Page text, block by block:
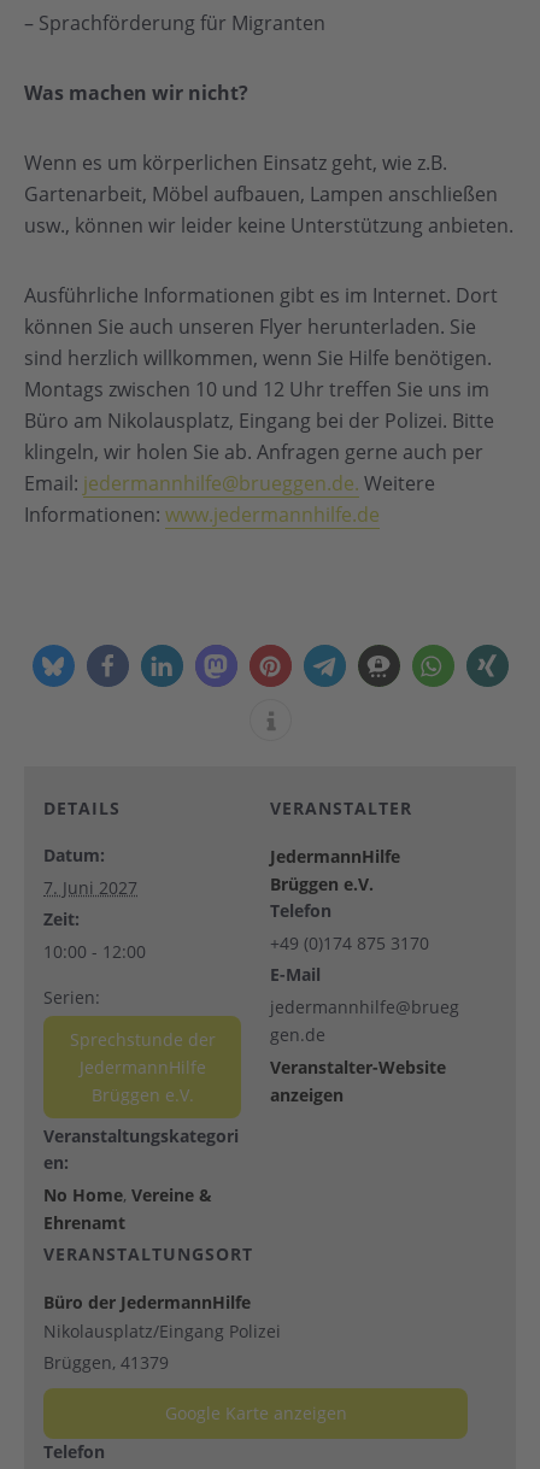
– Sprachförderung für Migranten
Was machen wir nicht?
Wenn es um körperlichen Einsatz geht, wie z.B.
Gartenarbeit, Möbel aufbauen, Lampen anschließen
usw., können wir leider keine Unterstützung anbieten.
Ausführliche Informationen gibt es im Internet. Dort
können Sie auch unseren Flyer herunterladen. Sie
sind herzlich willkommen, wenn Sie Hilfe benötigen.
Montags zwischen 10 und 12 Uhr treffen Sie uns im
Büro am Nikolausplatz, Eingang bei der Polizei. Bitte
klingeln, wir holen Sie ab. Anfragen gerne auch per
Email: jedermannhilfe@brueggen.de. Weitere
Informationen: www.jedermannhilfe.de
DETAILS
Datum:
7. Juni 2027
Zeit:
10:00 - 12:00
Serien:
Sprechstunde der
JedermannHilfe
Brüggen e.V.
Veranstaltungskategori
en:
No Home, Vereine &
Ehrenamt
VERANSTALTUNGSORT
Büro der JedermannHilfe
Nikolausplatz/Eingang Polizei
Brüggen, 41379
Google Karte anzeigen
Telefon
VERANSTALTER
JedermannHilfe
Brüggen e.V.
Telefon
+49 (0)174 875 3170
E-Mail
jedermannhilfe@brueg
gen.de
Veranstalter-Website
anzeigen